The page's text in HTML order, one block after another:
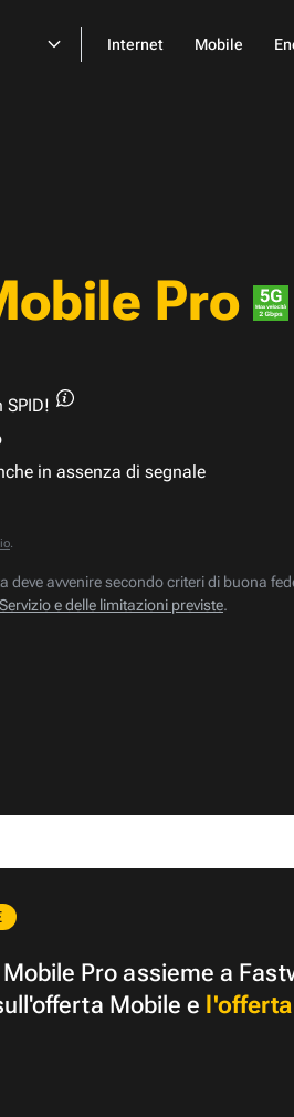
Internet Mobile
Pro
SPID!
in assenza di segnale
.
deve avvenire secondo criteri di buona
e delle limitazioni previste.
Pro assieme a
Mobile e l'offerta